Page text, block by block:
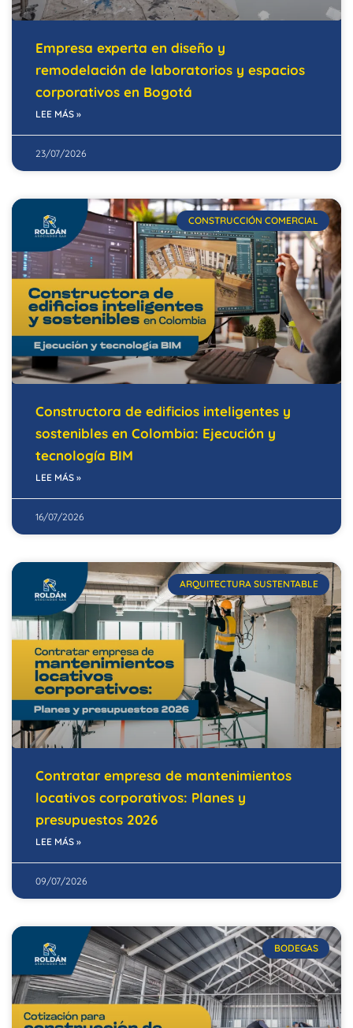
Empresa experta en diseño y
remodelación de laboratorios y espacios
corporativos en Bogotá
LEE MÁS »
23/07/2026
CONSTRUCCIÓN COMERCIAL
Constructora de edificios inteligentes y
sostenibles en Colombia: Ejecución y
tecnología BIM
LEE MÁS »
16/07/2026
ARQUITECTURA SUSTENTABLE
Contratar empresa de mantenimientos
locativos corporativos: Planes y
presupuestos 2026
LEE MÁS »
09/07/2026
BODEGAS